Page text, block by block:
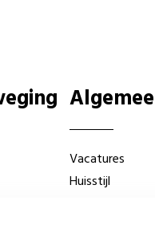
Vacatures
Huisstijl